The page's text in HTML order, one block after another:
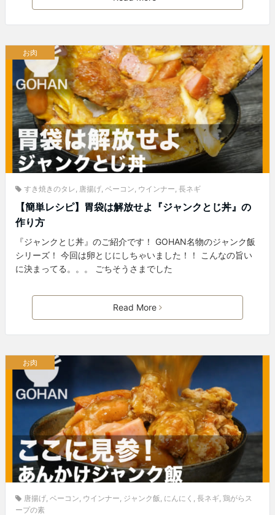
お肉
すき焼きのタレ 唐揚げ ベーコン ウインナー 長ネギ
【簡単レシピ】胃袋は解放せよ『ジャンクとじ丼』の
作り方
『ジャンクとじ丼』のご紹介です！ GOHAN名物のジャンク飯
シリーズ！ 今回は卵とじにしちゃいました！！ こんなの旨い
に決まってる。。。 ごちそうさまでした
Read More
お肉
唐揚げ ベーコン ウインナー ジャンク飯 にんにく 長ネギ 鶏がらス
ープの素